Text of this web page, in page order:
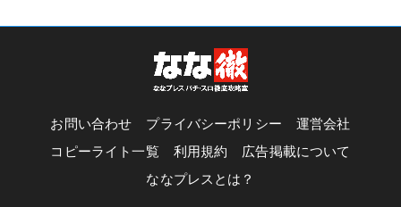
お問い合わせ プライバシーポリシー
運営会社
コピーライト一覧
利用規約
広告掲載について
ななプレスとは？